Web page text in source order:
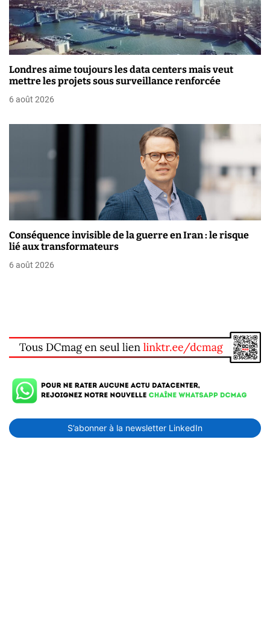
a
r
t
i
c
l
Londres aime toujours les data centers mais veut
mettre les projets sous surveillance renforcée
6 août 2026
Conséquence invisible de la guerre en Iran : le risque
lié aux transformateurs
6 août 2026
S’abonner à la newsletter LinkedIn